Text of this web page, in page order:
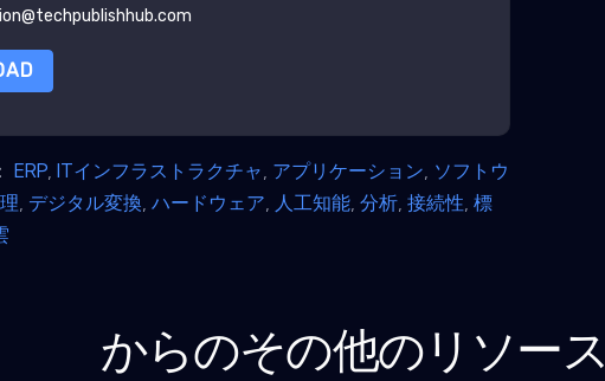
ERP,ITインフラストラクチャ, アプリケーション, ソフトウ
, デジタル変換,ハードウェア, 人工知能,分析,接続性,標
からのその他のリソース